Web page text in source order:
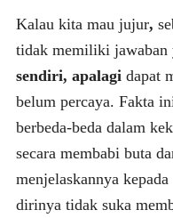
Kalau kita mau jujur,
tidak memiliki jawaban
sendiri, apalagidapat
belum percaya. Fakta
berbeda-beda dalam
secara membabi buta
menjelaskannya
dirinya tidak suka